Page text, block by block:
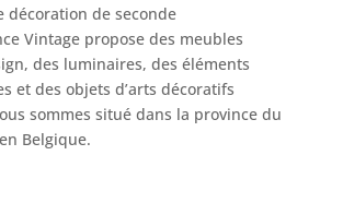
décoration de seconde
Vintage propose des meubles
des luminaires, des éléments
et des objets d’arts décoratifs
sommes situé dans la province du
Belgique.